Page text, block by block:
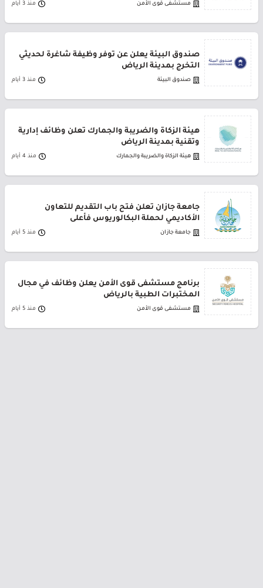
مستشفى قوى الأمن منذ 3 أيام
صندوق البيئة يعلن عن توفر وظيفة شاغرة لحديثي
التخرج بمدينة الرياض
صندوق البيئة منذ 3 أيام
هيئة الزكاة والضريبة والجمارك تعلن وظائف إدارية
وتقنية بمدينة الرياض
هيئة الزكاة والضريبة والجمارك منذ 4 أيام
جامعة جازان تعلن فتح باب التقديم للتعاون
الأكاديمي لحملة البكالوريوس فأعلى
جامعة جازان منذ 5 أيام
برنامج مستشفى قوى الأمن يعلن وظائف في مجال
المختبرات الطبية بالرياض
مستشفى قوى الأمن منذ 5 أيام